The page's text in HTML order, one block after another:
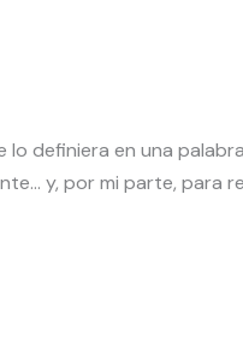
lo definiera en una
y, por mi parte, para